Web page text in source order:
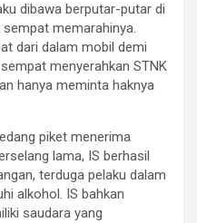
dibawa berputar-putar di
memarahinya.
dari dalam mobil demi
menyerahkan STNK
hanya meminta haknya
piket menerima
lama, IS berhasil
terduga pelaku dalam
alkohol. IS bahkan
saudara yang